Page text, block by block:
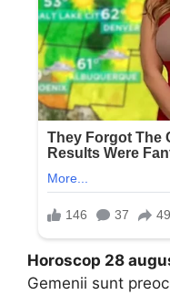
Horoscop 28
Gemenii sunt